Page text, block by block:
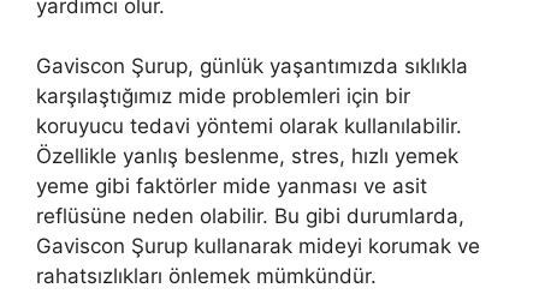
yardımcı olur.
Gaviscon Şurup, günlük yaşantımızda sıklıkla
karşılaştığımız mide problemleri için bir
koruyucu tedavi yöntemi olarak kullanılabilir.
Özellikle yanlış beslenme, stres, hızlı yemek
yeme gibi faktörler mide yanması ve asit
reflüsüne neden olabilir. Bu gibi durumlarda,
Gaviscon Şurup kullanarak mideyi korumak ve
rahatsızlıkları önlemek mümkündür.